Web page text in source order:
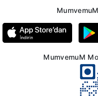
MumvemuM